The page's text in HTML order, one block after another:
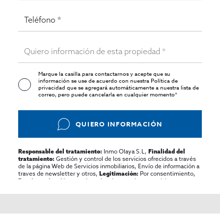
Marque la casilla para contactarnos y acepte que su
información se use de acuerdo con nuestraPolítica de
privacidadque se agregará automáticamente a nuestra lista de
correo, pero puede cancelarla en cualquier momento*
QUIERO INFORMACIÓN
Responsable del tratamiento: Inmo Olaya S.L,Finalidad del
tratamiento: Gestión y control de los servicios ofrecidos a través
de la página Web de Servicios inmobiliarios, Envío de información a
traves de newsletter y otros,Legitimación: Por consentimiento,
Destinatarios:
No se cederan los datos, salvo para elaborar
rectificar y suprimir los datos, solicitar la portabilidad de los